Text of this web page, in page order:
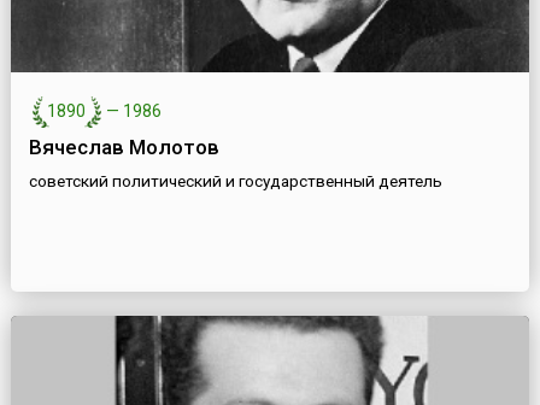
1890 — 1986
Вячеслав Молотов
советский политический и государственный деятель